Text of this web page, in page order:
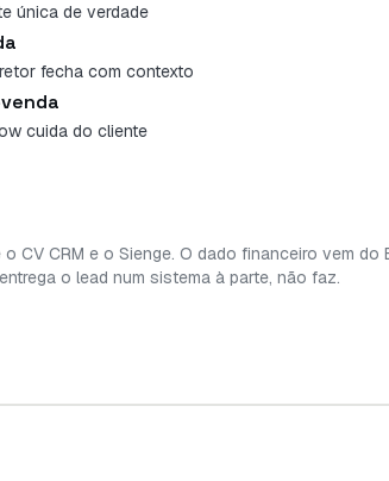
única de verdade
fecha com contexto
cuida do cliente
o CV CRM e o Sienge. O dado financeiro vem
o lead num sistema à parte, não faz.